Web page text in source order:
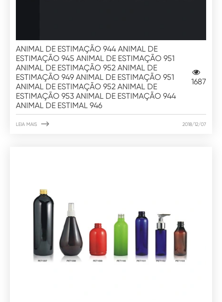
ANIMAL DE ESTIMAÇÃO 944 ANIMAL DE
ESTIMAÇÃO 945 ANIMAL DE ESTIMAÇÃO 951
ANIMAL DE ESTIMAÇÃO 952 ANIMAL DE
ESTIMAÇÃO 949 ANIMAL DE ESTIMAÇÃO 951
ANIMAL DE ESTIMAÇÃO 952 ANIMAL DE
ESTIMAÇÃO 953 ANIMAL DE ESTIMAÇÃO 944
ANIMAL DE ESTIMAL 946
1687
LEIA MAIS  2018/12/07